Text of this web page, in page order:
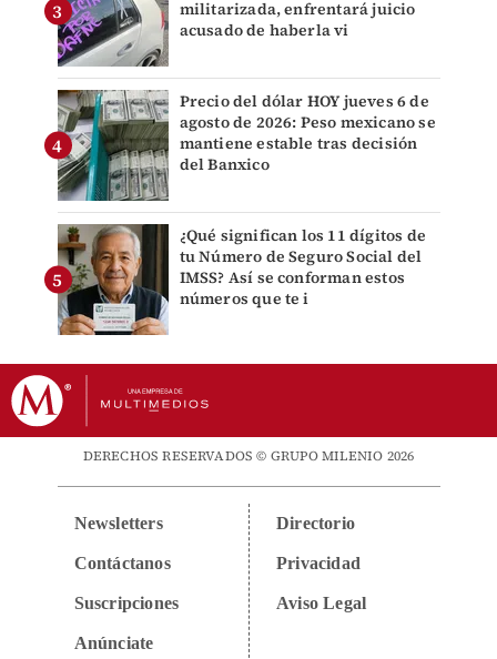
militarizada, enfrentará juicio
acusado de haberla vi
Precio del dólar HOY jueves 6 de
agosto de 2026: Peso mexicano se
mantiene estable tras decisión
del Banxico
¿Qué significan los 11 dígitos de
tu Número de Seguro Social del
IMSS? Así se conforman estos
números que te i
DERECHOS RESERVADOS © GRUPO MILENIO 2026
Newsletters
Contáctanos
Suscripciones
Anúnciate
Directorio
Privacidad
Aviso Legal